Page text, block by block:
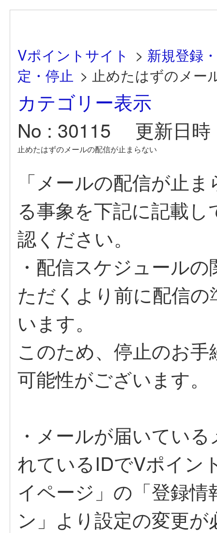
Vポイントサイト > 新規登録
定・停止 > 止めたはずのメー
カテゴリー表示
No : 30115
更新日
止めたはずのメールの配信が止まらない
「メールの配信が止
る事象を下記に記載
認ください。
・配信スケジュール
ただくより前に配信
います。
このため、停止のお
可能性がございます。
・メールが届いてい
れているIDでVポイン
イページ」の「登録
ン」より設定の変更が